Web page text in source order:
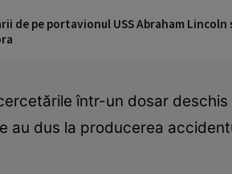
de pe portavionul USS Abraham
într-un dosar
au dus la producerea